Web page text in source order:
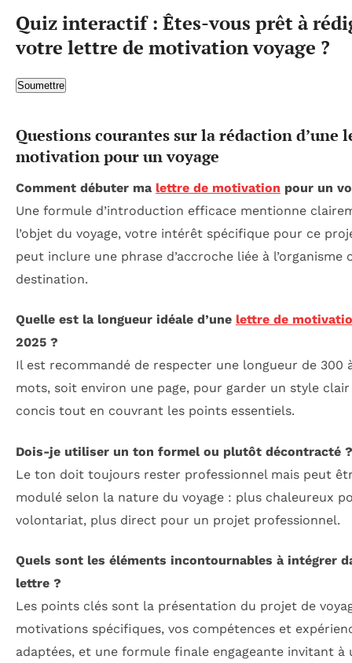
Quiz interactif : Êtes-vous prêt à
votre lettre de motivation voyage ?
Soumettre
Questions courantes sur la rédaction d’une
motivation pour un voyage
Comment débuter ma lettre de motivation pour un
Une formule d’introduction efficace mentionne
l’objet du voyage, votre intérêt spécifique pour ce
peut inclure une phrase d’accroche liée à l’organisme
destination.
Quelle est la longueur idéale d’une lettre de
2025 ?
Il est recommandé de respecter une longueur de 300
mots, soit environ une page, pour garder un style
concis tout en couvrant les points essentiels.
Dois-je utiliser un ton formel ou plutôt décontracté ?
Le ton doit toujours rester professionnel mais peut
modulé selon la nature du voyage : plus chaleureux
volontariat, plus direct pour un projet professionnel.
Quels sont les éléments incontournables à intégrer
lettre ?
Les points clés sont la présentation du projet de
motivations spécifiques, vos compétences et
adaptées, et une formule finale engageante invitant à